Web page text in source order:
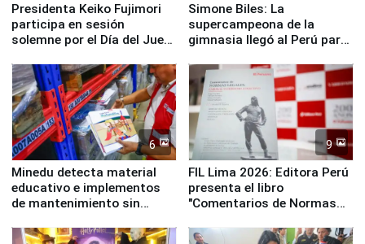
Presidenta Keiko Fujimori
participa en sesión
solemne por el Día del Juez
Simone Biles: La
supercampeona de la
gimnasia llegó al Perú para
Panamericanos Lima 2027
6
Minedu detecta material
educativo e implementos
de mantenimiento sin
la UGEL 2
9
FIL Lima 2026: Editora Perú
presenta el libro
"Comentarios de Normas
Derecho Colectivo"